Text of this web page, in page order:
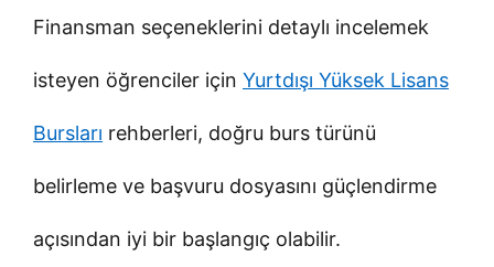
Finansman seçeneklerini detaylı incelemek
isteyen öğrenciler için Yurtdışı Yüksek Lisans
Bursları rehberleri, doğru burs türünü
belirleme ve başvuru dosyasını güçlendirme
açısından iyi bir başlangıç olabilir.